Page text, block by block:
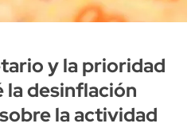
y la prioridad
la desinflación
la actividad